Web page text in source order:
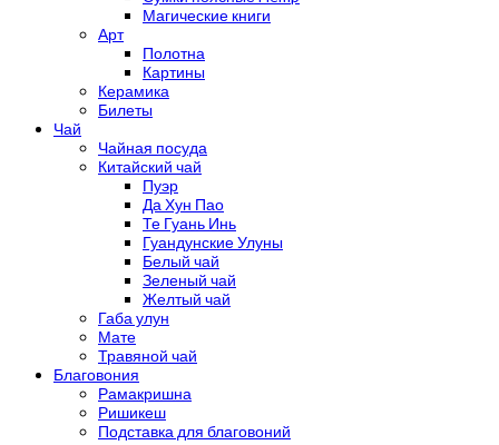
Магические книги
Арт
Полотна
Картины
Керамика
Билеты
Чай
Чайная посуда
Китайский чай
Пуэр
Да Хун Пао
Те Гуань Инь
Гуандунские Улуны
Белый чай
Зеленый чай
Желтый чай
Габа улун
Мате
Травяной чай
Благовония
Рамакришна
Ришикеш
Подставка для благовоний